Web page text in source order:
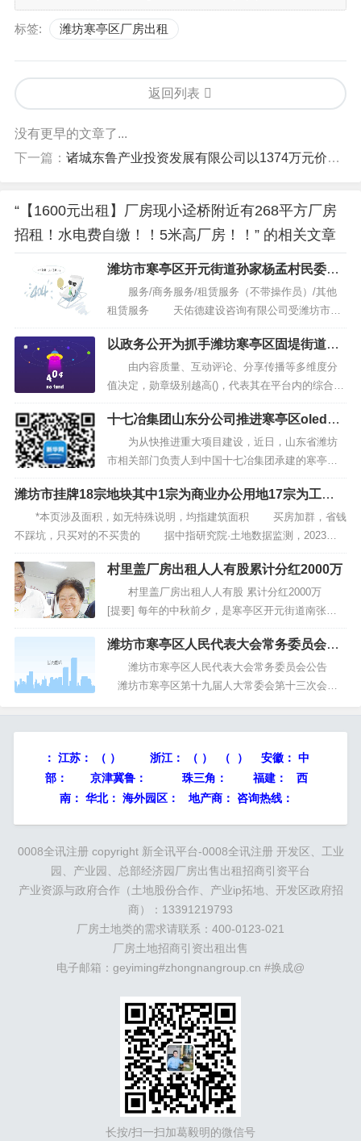
标签: 潍坊寒亭区厂房出租
返回列表
没有更早的文章了...
下一篇： 诸城东鲁产业投资发展有限公司以1374万元价格竞得潍坊市诸城市1宗商业办公用地
“【1600元出租】厂房现小迳桥附近有268平方厂房
招租！水电费自缴！！5米高厂房！！” 的相关文章
潍坊市寒亭区开元街道孙家杨孟村民委员
会潍坊市寒亭区孙家杨孟养殖用地租赁项
目其他
服务/商务服务/租赁服务（不带操作员）/其他
租赁服务 天佑德建设咨询有限公司受潍坊市寒
亭区开元街道孙家杨孟村民委员会 委托，根据《中
华人民共和国政府采购法》等有关规定，现对潍坊
市寒亭区孙家杨孟养殖用地租赁项目进行其他招
标，欢迎合格的供应商前来投标。...
以政务公开为抓手潍坊寒亭区固堤街道助
推重点建设项目提质增效
由内容质量、互动评论、分享传播等多维度分
值决定，勋章级别越高()，代表其在平台内的综合表
现越好。 大众网记者 郑健 通讯员 张萍 潍坊报
道 近年来，潍坊寒亭区固堤街道牢固树立“项目
为王”服务理念，坚持政务公开与项目建设相互促
进、同频共振，积...
十七冶集团山东分公司推进寒亭区oled载
板项目建设
为从快推进重大项目建设，近日，山东省潍坊
市相关部门负责人到中国十七冶集团承建的寒亭区ol
ed载板项目进行考察调研。 该项目建设中，项
目部以十七冶集团“项目管理提升年”为契机，努力提
升项目管理能力，保工保质保安全，科学防疫，稳
步推进工程建设，为推动潍坊市光电产业助...
潍坊市挂牌18宗地块其中1宗为商业办公用地17宗为工业
用地总起始价44亿元
*本页涉及面积，如无特殊说明，均指建筑面积 买房加群，省钱
不踩坑，只买对的不买贵的 据中指研究院·土地数据监测，2023年5
月8日潍坊市挂牌出让18宗地块，总起始价4.4亿元。其中潍城区14宗，
寒亭区4宗。总出让面积154.1万㎡，总起始价...
村里盖厂房出租人人有股累计分红2000万
村里盖厂房出租人人有股 累计分红2000万
[提要] 每年的中秋前夕，是寒亭区开元街道南张氏
三村的900多位村民领取当年分红的时候。今年59岁
的范淑勤是位淳朴的老人，她领到了一张5000元的
存单，这是她跟老伴今年的分红，老人直言：“要是
我跟老伴没病没灾的，这50...
潍坊市寒亭区人民代表大会常务委员会公
潍坊市寒亭区人民代表大会常务委员会公告
潍坊市寒亭区第十九届人大常委会第十三次会
： 江苏： （ ） 浙江： （ ） （ ） 安徽： 中
部：
京津冀鲁： 珠三角：
福建： 西
南： 华北： 海外园区： 地产商： 咨询热线：
0008全讯注册 copyright 新全讯平台-0008全讯注册开发区、工业
园、产业园、总部经济园厂房出售出租招商引资平台
产业资源与政府合作（土地股份合作、产业ip拓地、开发区政府招
商）：13391219793
厂房土地类的需求请联系：400-0123-021
厂房土地招商引资出租出售
电子邮箱：geyiming#zhongnangroup.cn #换成@
长按/扫一扫加葛毅明的微信号